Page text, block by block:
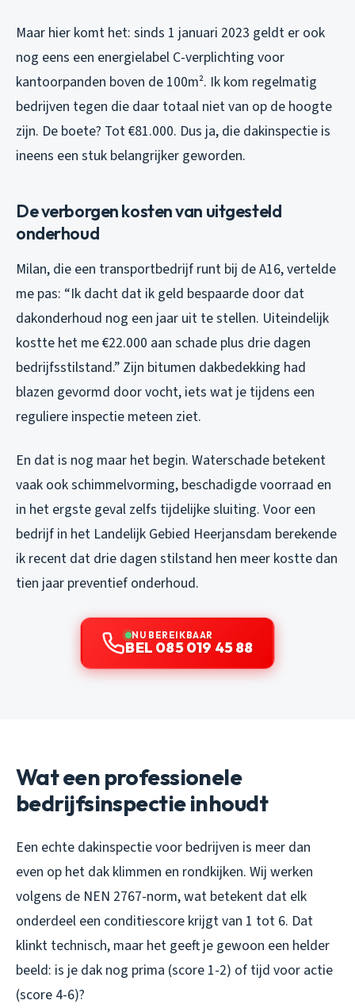
Maar hier komt het: sinds 1 januari 2023 geldt er ook
nog eens een energielabel C-verplichting voor
kantoorpanden boven de 100m². Ik kom regelmatig
bedrijven tegen die daar totaal niet van op de hoogte
zijn. De boete? Tot €81.000. Dus ja, die dakinspectie is
ineens een stuk belangrijker geworden.
De verborgen kosten van uitgesteld
onderhoud
Milan, die een transportbedrijf runt bij de A16, vertelde
me pas: “Ik dacht dat ik geld bespaarde door dat
dakonderhoud nog een jaar uit te stellen. Uiteindelijk
kostte het me €22.000 aan schade plus drie dagen
bedrijfsstilstand.” Zijn bitumen dakbedekking had
blazen gevormd door vocht, iets wat je tijdens een
reguliere inspectie meteen ziet.
En dat is nog maar het begin. Waterschade betekent
vaak ook schimmelvorming, beschadigde voorraad en
in het ergste geval zelfs tijdelijke sluiting. Voor een
bedrijf in het Landelijk Gebied Heerjansdam berekende
ik recent dat drie dagen stilstand hen meer kostte dan
tien jaar preventief onderhoud.
NU BEREIKBAAR
BEL 085 019 45 88
Wat een professionele
bedrijfsinspectie inhoudt
Een echte dakinspectie voor bedrijven is meer dan
even op het dak klimmen en rondkijken. Wij werken
volgens de NEN 2767-norm, wat betekent dat elk
onderdeel een conditiescore krijgt van 1 tot 6. Dat
klinkt technisch, maar het geeft je gewoon een helder
beeld: is je dak nog prima (score 1-2) of tijd voor actie
(score 4-6)?